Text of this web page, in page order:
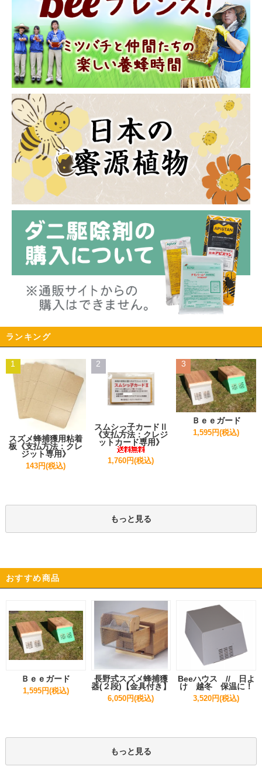
ランキング
1
スズメ蜂捕獲用粘着
板《支払方法：クレ
ジット専用》
143円(税込)
2
スムシっ子カードⅡ
《支払方法：クレジ
ットカード専用》
1,760円(税込)
3
Ｂｅｅガード
1,595円(税込)
もっと見る
おすすめ商品
Ｂｅｅガード
1,595円(税込)
長野式スズメ蜂捕獲
器(２段)【金具付き】
6,050円(税込)
Beeハウス // 日よ
け 越冬 保温に！
3,520円(税込)
もっと見る